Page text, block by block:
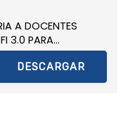
A DOCENTES
3.0 PARA...
DESCARGAR